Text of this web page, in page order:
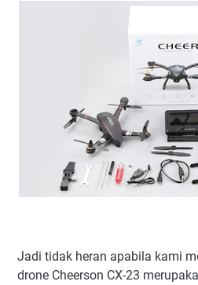
Jadi tidak heran apabila kami
drone Cheerson CX-23